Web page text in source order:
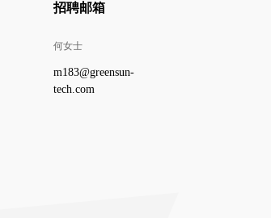
招聘邮箱
何女士
m183@greensun-
tech.com